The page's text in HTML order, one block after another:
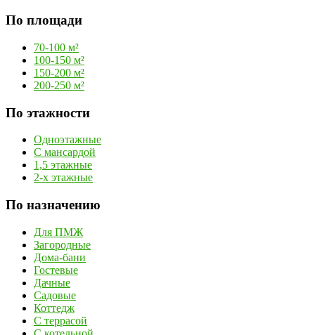
По площади
70-100 м²
100-150 м²
150-200 м²
200-250 м²
По этажности
Одноэтажные
С мансардой
1,5 этажные
2-х этажные
По назначению
Для ПМЖ
Загородные
Дома-бани
Гостевые
Дачные
Садовые
Коттедж
С террасой